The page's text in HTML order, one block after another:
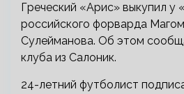
Греческий «Арис» выкупил у
российского форварда
Сулейманова. Об этом
клуба из Салоник.
24-летний футболист